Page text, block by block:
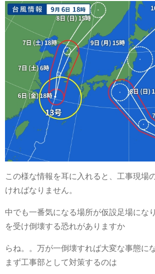
この様な情報を耳に入れると、工事現場
ければなりません。
中でも一番気になる場所が仮設足場にな
を受け倒壊する恐れがありますか
らね。。万が一倒壊すれば大変な事態に
まず工事部として対策するのは